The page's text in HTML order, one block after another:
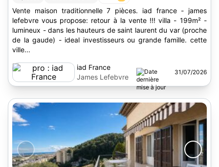
Vente maison traditionnelle 7 pièces. iad france - james
lefebvre vous propose: retour à la vente !!! villa - 199m² -
lumineux - dans les hauteurs de saint laurent du var (proche
de la gaude) - ideal investisseurs ou grande famille. cette
ville...
iad France
James Lefebvre
31/07/2026